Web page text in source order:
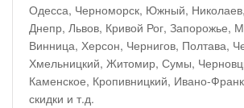
Одесса, Черноморск, Южный,
Днепр, Львов, Кривой Рог, Запорожье,
Винница, Херсон, Чернигов, Полтава,
Хмельницкий, Житомир, Сумы,
Каменское, Кропивницкий, Ивано-
скидки и т.д.